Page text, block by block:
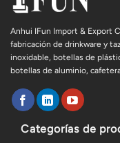
Anhui IFun Import & Export
fabricación de drinkware y
inoxidable, botellas de
botellas de aluminio,
Categorías de